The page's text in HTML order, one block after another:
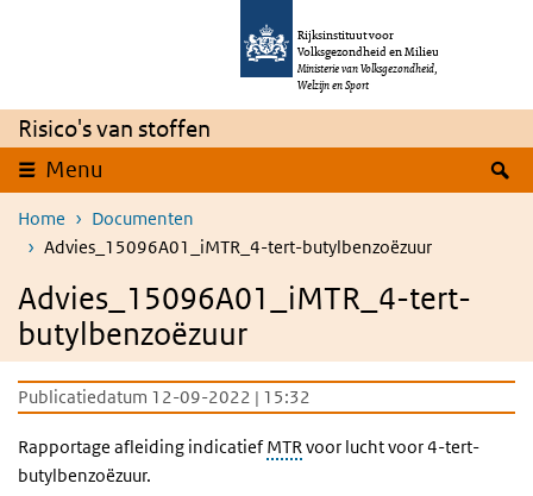
Overslaan en naar de inhoud gaan
Rijksinstituut voor
Volksgezondheid en Milieu
Ministerie van Volksgezondheid,
Welzijn en Sport
Risico's van stoffen
Menu
Home
Documenten
Advies_15096A01_iMTR_4-tert-butylbenzoëzuur
Advies_15096A01_iMTR_4-tert-
butylbenzoëzuur
Publicatiedatum 12-09-2022 | 15:32
Rapportage afleiding indicatiefMTRvoor lucht voor 4-tert-
butylbenzoëzuur.